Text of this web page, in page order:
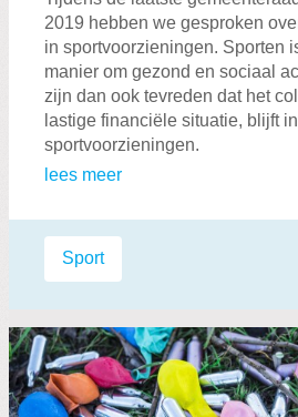
2019 hebben we gesproken
in sportvoorzieningen. Sporten
manier om gezond en sociaal
zijn dan ook tevreden dat het
lastige financiële situatie, blijft
sportvoorzieningen.
lees meer
Labels:
Sport